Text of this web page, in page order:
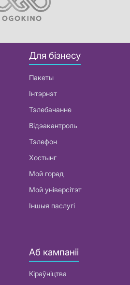
Для бізнесу
Пакеты
Інтэрнэт
Тэлебачанне
Відэакантроль
Тэлефон
Хостынг
Мой горад
Мой універсітэт
Іншыя паслугі
Аб кампаніі
Кіраўніцтва